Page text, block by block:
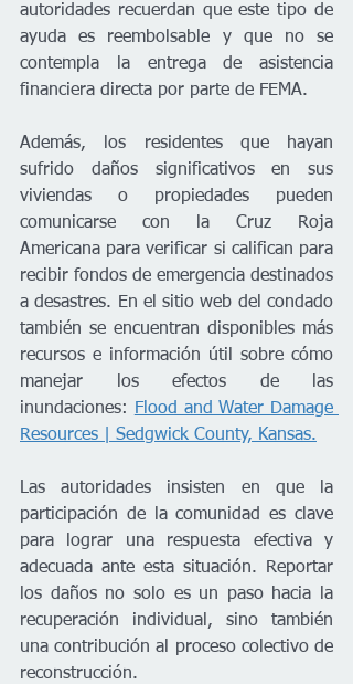
autoridades recuerdan que este tipo de
ayuda es reembolsable y que no se
contempla la entrega de asistencia
financiera directa por parte de FEMA.
Además, los residentes que hayan
sufrido daños significativos en sus
viviendas o propiedades pueden
comunicarse con la Cruz Roja
Americana para verificar si califican para
recibir fondos de emergencia destinados
a desastres. En el sitio web del condado
también se encuentran disponibles más
recursos e información útil sobre cómo
manejar los efectos de las
inundaciones:
Flood and Water Damage
Resources | Sedgwick County, Kansas.
Las autoridades insisten en que la
participación de la comunidad es clave
para lograr una respuesta efectiva y
adecuada ante esta situación. Reportar
los daños no solo es un paso hacia la
recuperación individual, sino también
una contribución al proceso colectivo de
reconstrucción.